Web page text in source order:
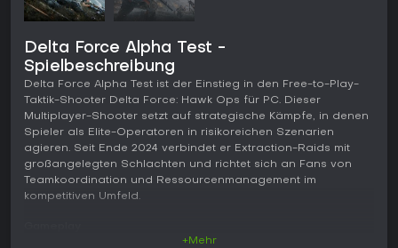
Delta Force Alpha Test -
Spielbeschreibung
Delta Force Alpha Test ist der Einstieg in den Free-to-Play-
Taktik-Shooter Delta Force: Hawk Ops für PC. Dieser
Multiplayer-Shooter setzt auf strategische Kämpfe, in denen
Spieler als Elite-Operatoren in risikoreichen Szenarien
agieren. Seit Ende 2024 verbindet er Extraction-Raids mit
großangelegten Schlachten und richtet sich an Fans von
Teamkoordination und Ressourcenmanagement im
kompetitiven Umfeld.
+Mehr